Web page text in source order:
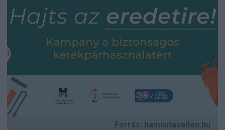
Forrás: hamisitasellen.hu